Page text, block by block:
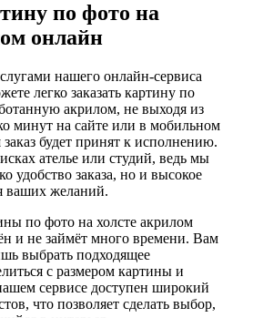
по фото на
онлайн
нашего онлайн-сервиса
легко заказать картину по
акрилом, не выходя из
минут на сайте или в мобильном
будет принят к исполнению.
ателье или студий, ведь мы
удобство заказа, но и высокое
ваших желаний.
по фото на холсте акрилом
и не займёт много времени. Вам
выбрать подходящее
с размером картины и
сервисе доступен широкий
что позволяет сделать выбор,